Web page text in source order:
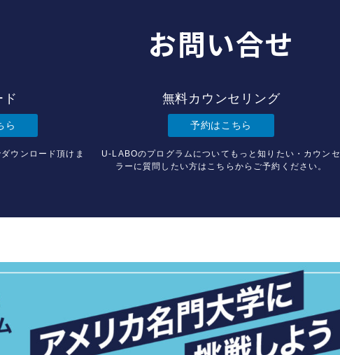
お問い合せ
ド
ら
ウンロード頂けま
無料カウンセリング
予約はこちら
U-LABOのプログラムについてもっと知りたい・カウンセ
ラーに質問したい方はこちらからご予約ください。